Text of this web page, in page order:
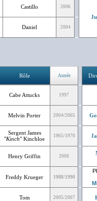
Castillo 2006
Daniel 2004
Rôle Année
Cabe Attucks 1997
Melvin Porter 2004/2005
Sergent James
"Kinch" Kinchloe 1965/1970
Henry Griffin 2006
Freddy Krueger 1988/1990
Tom 2005/2007